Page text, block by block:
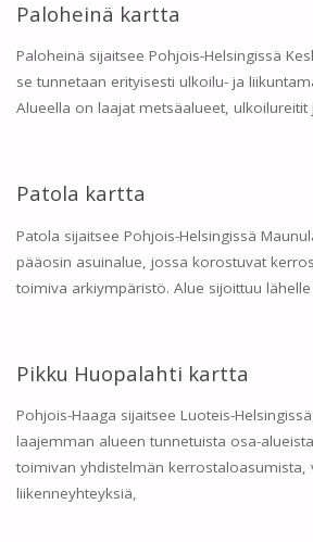
Paloheinä kartta
Paloheinä sijaitsee Pohjois-Helsingissä
se tunnetaan erityisesti ulkoilu- ja
Alueella on laajat metsäalueet, ulkoilureitit
Patola kartta
Patola sijaitsee Pohjois-Helsingissä
pääosin asuinalue, jossa korostuvat
toimiva arkiympäristö. Alue sijoittuu
Pikku Huopalahti kartta
Pohjois-Haaga sijaitsee Luoteis-
laajemman alueen tunnetuista osa-
toimivan yhdistelmän kerrostaloasumista,
liikenneyhteyksiä,